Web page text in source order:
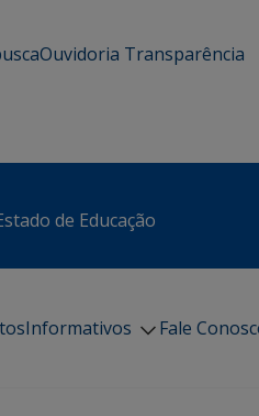
Ouvidoria Transparência
de Educação
Informativos Fale